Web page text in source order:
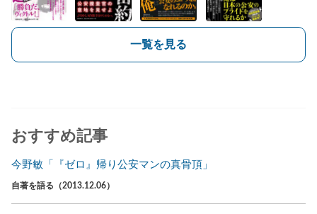
一覧を見る
おすすめ記事
今野敏「『ゼロ』帰り公安マンの真骨頂」
自著を語る（2013.12.06）